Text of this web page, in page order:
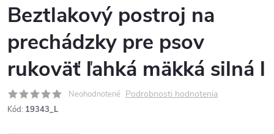
Beztlakový postroj na
prechádzky pre psov
rukoväť ľahká mäkká silná l
Neohodnotené Podrobnosti hodnotenia
Kód: 19343_L